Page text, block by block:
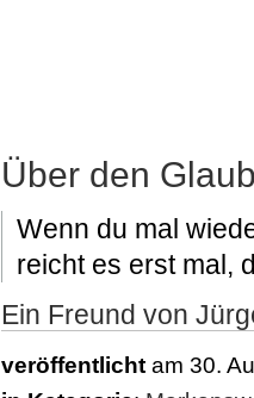
Über den
Wenn du mal
reicht es erst mal,
Ein Freund von
veröffentlicht am 30.